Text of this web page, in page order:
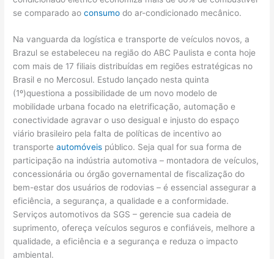
se comparado aoconsumo do ar-condicionado mecânico.
Na vanguarda da logística e transporte de veículos novos, a
Brazul se estabeleceu na região do ABC Paulista e conta hoje
com mais de 17 filiais distribuídas em regiões estratégicas no
Brasil e no Mercosul. Estudo lançado nesta quinta
(1º)questiona a possibilidade de um novo modelo de
mobilidade urbana focado na eletrificação, automação e
conectividade agravar o uso desigual e injusto do espaço
viário brasileiro pela falta de políticas de incentivo ao
transporteautomóveis público. Seja qual for sua forma de
participação na indústria automotiva – montadora de veículos,
concessionária ou órgão governamental de fiscalização do
bem-estar dos usuários de rodovias – é essencial assegurar a
eficiência, a segurança, a qualidade e a conformidade.
Serviços automotivos da SGS – gerencie sua cadeia de
suprimento, ofereça veículos seguros e confiáveis, melhore a
qualidade, a eficiência e a segurança e reduza o impacto
ambiental.